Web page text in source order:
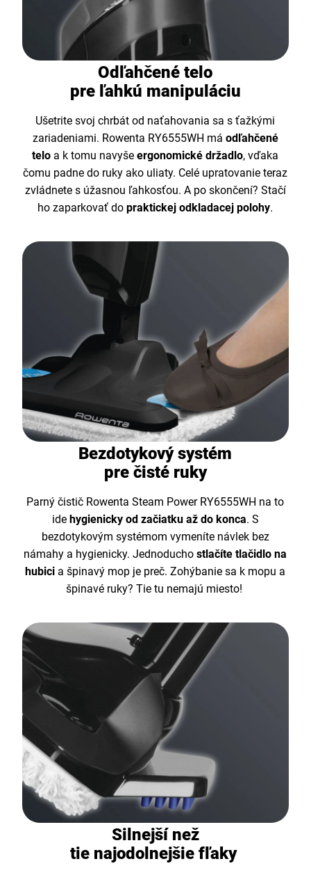
Odľahčené telo
pre ľahkú manipuláciu
Ušetrite svoj chrbát od naťahovania sa s ťažkými
zariadeniami. Rowenta RY6555WH má odľahčené
telo a k tomu navyše ergonomické držadlo, vďaka
čomu padne do ruky ako uliaty. Celé upratovanie teraz
zvládnete s úžasnou ľahkosťou. A po skončení? Stačí
ho zaparkovať do praktickej odkladacej polohy.
Bezdotykový systém
pre čisté ruky
Parný čistič Rowenta Steam Power RY6555WH na to
ide hygienicky od začiatku až do konca. S
bezdotykovým systémom vymeníte návlek bez
námahy a hygienicky. Jednoduchostlačíte tlačidlo na
hubici a špinavý mop je preč. Zohýbanie sa k mopu a
špinavé ruky? Tie tu nemajú miesto!
Silnejší než
tie najodolnejšie fľaky